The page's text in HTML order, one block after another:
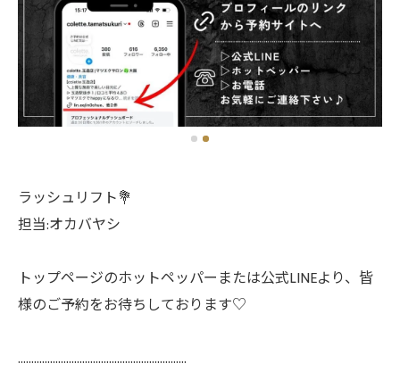
ラッシュリフト💐
担当:オカバヤシ
トップページのホットペッパーまたは公式LINEより、皆
様のご予約をお待ちしております♡
………………………………………………………